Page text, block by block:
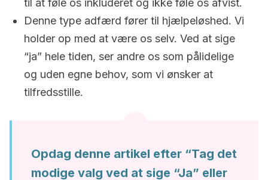
til at føle os inkluderet og ikke føle os afvist.
Denne type adfærd fører til hjælpeløshed. Vi
holder op med at være os selv. Ved at sige
“ja” hele tiden, ser andre os som pålidelige
og uden egne behov, som vi ønsker at
tilfredsstille.
Opdag denne artikel efter “Tag det
modige valg ved at sige “Ja” eller